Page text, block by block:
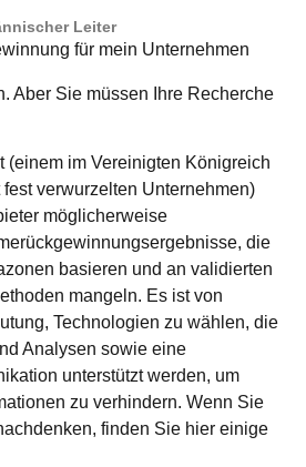
Leiter
für mein Unternehmen
Aber Sie müssen Ihre Recherche
(einem im Vereinigten Königreich
verwurzelten Unternehmen)
möglicherweise
die
basieren und an validierten
mangeln. Es ist von
Technologien zu wählen, die
Analysen sowie eine
unterstützt werden, um
zu verhindern. Wenn Sie
finden Sie hier einige